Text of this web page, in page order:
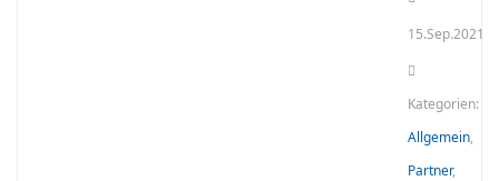
15.Sep.2021
Kategorien:
Allgemein,
Partner,